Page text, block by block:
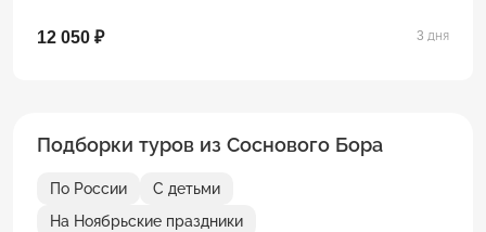
12 050 ₽ 3 дня
Подборки туров из Соснового Бора
По России
С детьми
На Ноябрьские праздники